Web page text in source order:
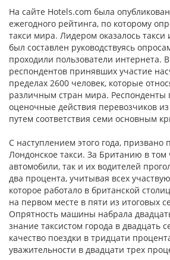
На сайте Hotels.com была
ежегодного рейтинга, по которому
такси мира. Лидером оказалось такси
был составлен руководствуясь
проходили пользователи интернета.
респондентов принявших участие
пределах 2600 человек, которые
различным стран мира. Респонденты
оценочные действия перевозчиков
путем соответствия семи основным
С наступлением этого года, призвано
Лондонское такси. За Британию в том
автомобили, так и их водителей
два процента, учитывая всех
которое работало в британской
на первом месте в пяти из итоговых
Опрятность машины набрала
знание таксистом города в двадцать
качество поездки в тридцати
уважительности в двадцати трех